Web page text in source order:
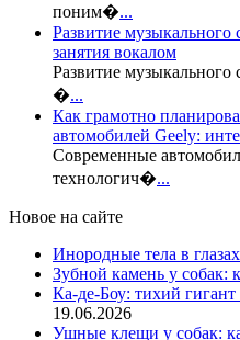
поним�...
Развитие музыкального
занятия вокалом
Развитие музыкального
�...
Как грамотно
автомобилей Geely:
Современные
технологич�...
Новое на сайте
Инородные тела в
Зубной камень у собак:
Ка-де-Боу: тихий
19.06.2026
Ушные клещи у собак: